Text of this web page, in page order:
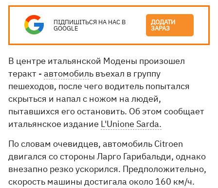
ПІДПИШІТЬСЯ НА НАС В
GOOGLE
ДОДАТИ
ЗАРАЗ
В центре итальянской Модены произошел
теракт -автомобиль въехал в группу
пешеходов, после чего водитель попытался
скрыться и напал с ножом на людей,
пытавшихся его остановить. Об этом сообщает
итальянское издание L'Unione Sarda.
По словам очевидцев, автомобиль Citroen
двигался со стороны Ларго Гарибальди, однако
внезапно резко ускорился. Предположительно,
скорость машины достигала около 160 км/ч.